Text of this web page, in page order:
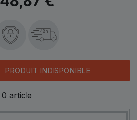
48h
PRODUIT INDISPONIBLE
0 article